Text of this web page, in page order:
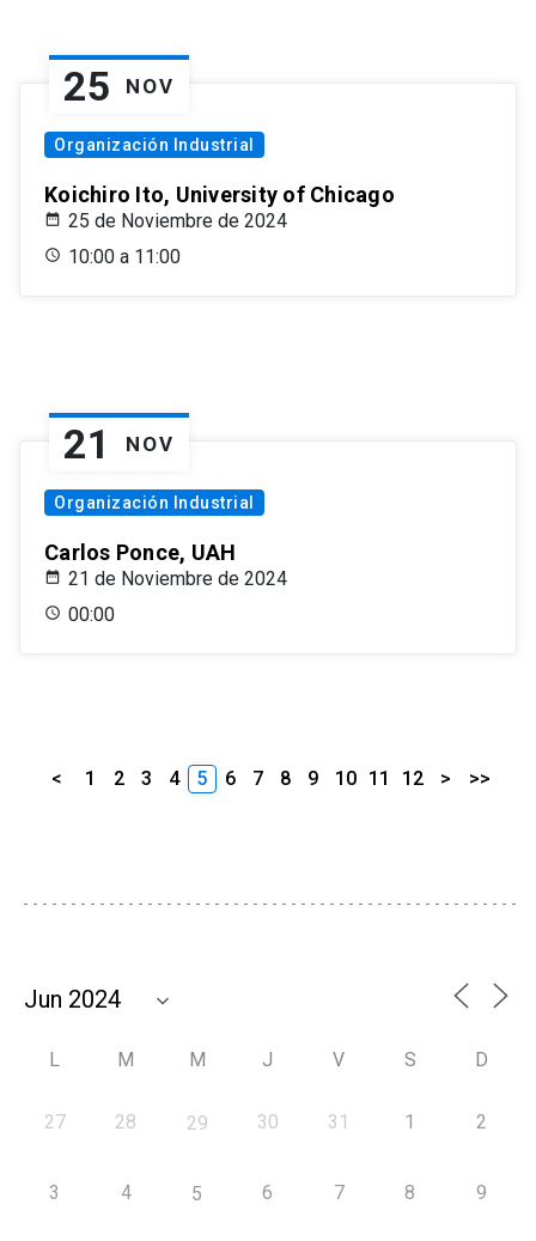
25 NOV
Organización Industrial
Koichiro Ito, University of Chicago
25 de Noviembre de 2024
10:00 a 11:00
21 NOV
Organización Industrial
Carlos Ponce, UAH
21 de Noviembre de 2024
00:00
< 1 2 3 4 5 6 7 8 9 10 11 12 > >>
L M M J V S D
27 28 29 30 31 1 2
3 4 5 6 7 8 9